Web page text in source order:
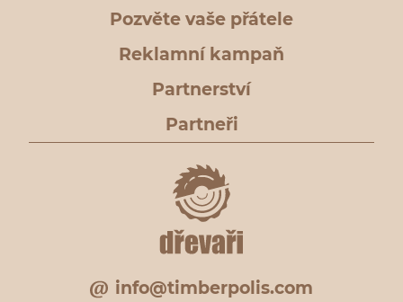
Pozvěte vaše přátele
Reklamní kampaň
Partnerství
Partneři
info@timberpolis.com